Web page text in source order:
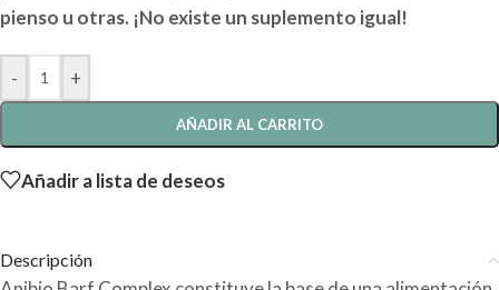
pienso u otras. ¡No existe un suplemento igual!
- +
AÑADIR AL CARRITO
Añadir a lista de deseos
Descripción